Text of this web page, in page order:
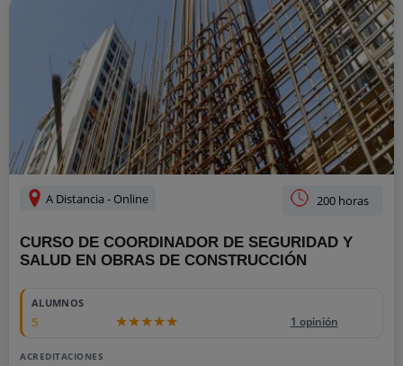
A Distancia - Online 200 horas
CURSO DE COORDINADOR DE SEGURIDAD Y
SALUD EN OBRAS DE CONSTRUCCIÓN
ALUMNOS
5 1 opinión
ACREDITACIONES